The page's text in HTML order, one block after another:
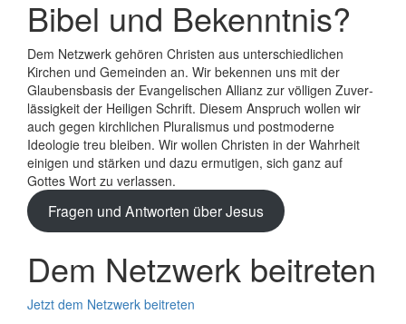
Bibel und Bekenntnis?
Dem Netzwerk gehören Christen aus unterschiedlichen
Kirchen und Gemeinden an. Wir bekennen uns mit der
Glaubens­basis der Evange­lischen Allianz zur völligen Zuver­
lässigkeit der Heiligen Schrift. Diesem Anspruch wollen wir
auch gegen kirchlichen Plura­lismus und post­moderne
Ideologie treu bleiben. Wir wollen Christen in der Wahrheit
einigen und stärken und dazu ermutigen, sich ganz auf
Gottes Wort zu verlassen.
Fragen und Antworten über Jesus
Dem Netzwerk beitreten
Jetzt dem Netzwerk beitreten